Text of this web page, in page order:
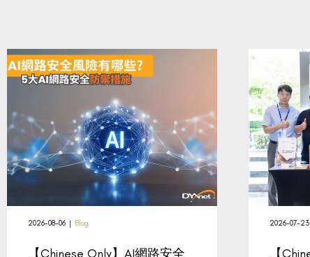
2026-08-06 | Blog
【Chinese Only】AI網路安全
2026-07-23
【